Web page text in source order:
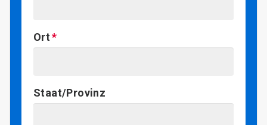
Ort
Staat/Provinz